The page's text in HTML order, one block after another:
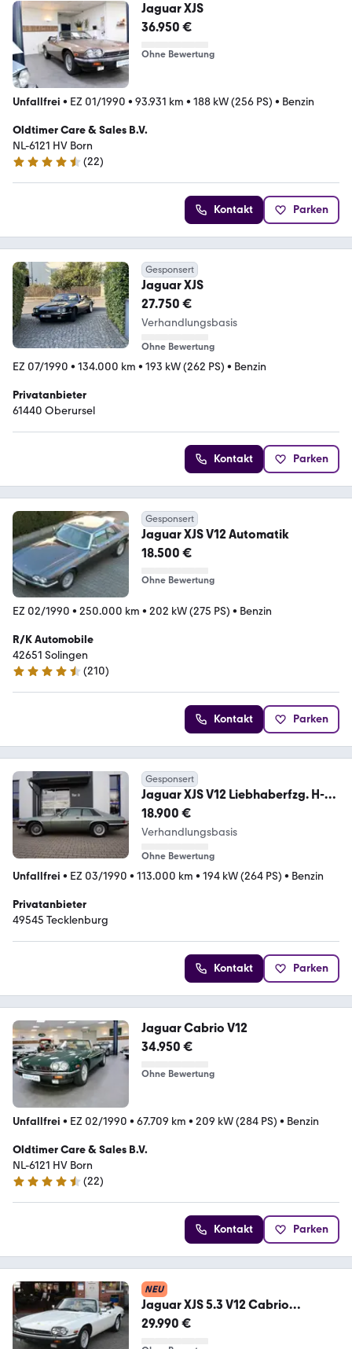
Jaguar XJS
36.950 €
Ohne Bewertung
Unfallfrei • EZ 01/1990 • 93.931 km • 188 kW (256 PS) • Benzin
Oldtimer Care & Sales B.V.
NL-6121 HV Born
4.7 Sterne
(22)
Kontakt Parken
Gesponsert
Jaguar XJS
27.750 €
Verhandlungsbasis
Ohne Bewertung
EZ 07/1990 • 134.000 km • 193 kW (262 PS) • Benzin
Privatanbieter
61440 Oberursel
Kontakt Parken
Gesponsert
Jaguar XJS V12 Automatik
18.500 €
Ohne Bewertung
EZ 02/1990 • 250.000 km • 202 kW (275 PS) • Benzin
R/K Automobile
42651 Solingen
4.6 Sterne
(210)
Kontakt Parken
Gesponsert
Jaguar XJS V12 Liebhaberfzg. H-
Kennzeichen
18.900 €
Verhandlungsbasis
Ohne Bewertung
Unfallfrei • EZ 03/1990 • 113.000 km • 194 kW (264 PS) • Benzin
Privatanbieter
49545 Tecklenburg
Kontakt Parken
Jaguar Cabrio V12
34.950 €
Ohne Bewertung
Unfallfrei • EZ 02/1990 • 67.709 km • 209 kW (284 PS) • Benzin
Oldtimer Care & Sales B.V.
NL-6121 HV Born
4.7 Sterne
(22)
Kontakt Parken
NEU
Jaguar XJS 5.3 V12 Cabrio
*ORIGINAL*TRAUM OPTIK*
29.990 €